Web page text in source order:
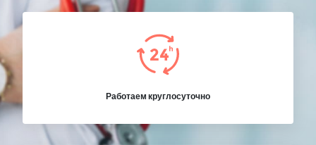
Работаем круглосуточно